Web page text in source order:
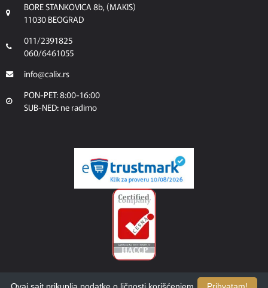
BORE STANKOVICA 8b, (MAKIS)
11030 BEOGRAD
011/2391825
060/6461055
info@calix.rs
PON-PET: 8:00-16:00
SUB-NED: ne radimo